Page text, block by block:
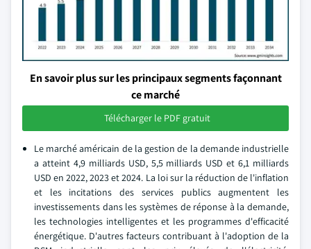
En savoir plus sur les principaux segments façonnant
ce marché
Télécharger le PDF gratuit
Le marché américain de la gestion de la demande industrielle
a atteint 4,9 milliards USD, 5,5 milliards USD et 6,1 milliards
USD en 2022, 2023 et 2024. La loi sur la réduction de l'inflation
et les incitations des services publics augmentent les
investissements dans les systèmes de réponse à la demande,
les technologies intelligentes et les programmes d'efficacité
énergétique. D'autres facteurs contribuant à l'adoption de la